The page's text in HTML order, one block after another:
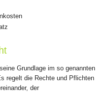
Grundlage im so genannten
regelt die Rechte und Pflichten
der